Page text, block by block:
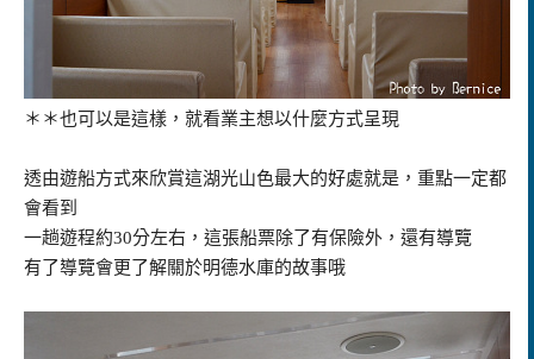
＊＊也可以是這樣，就看業主想以什麼方式呈現
透由遊船方式來欣賞這湖光山色最大的好處就是，重點一定都
會看到
一趟遊程約30分左右，這張船票除了有保險外，還有導覽
有了導覽會更了解關於明德水庫的故事哦